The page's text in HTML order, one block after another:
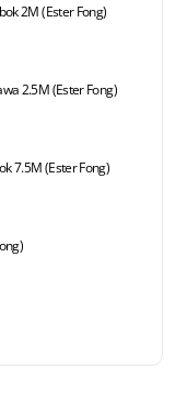
2M (Ester Fong)
2.5M (Ester Fong)
7.5M (Ester Fong)